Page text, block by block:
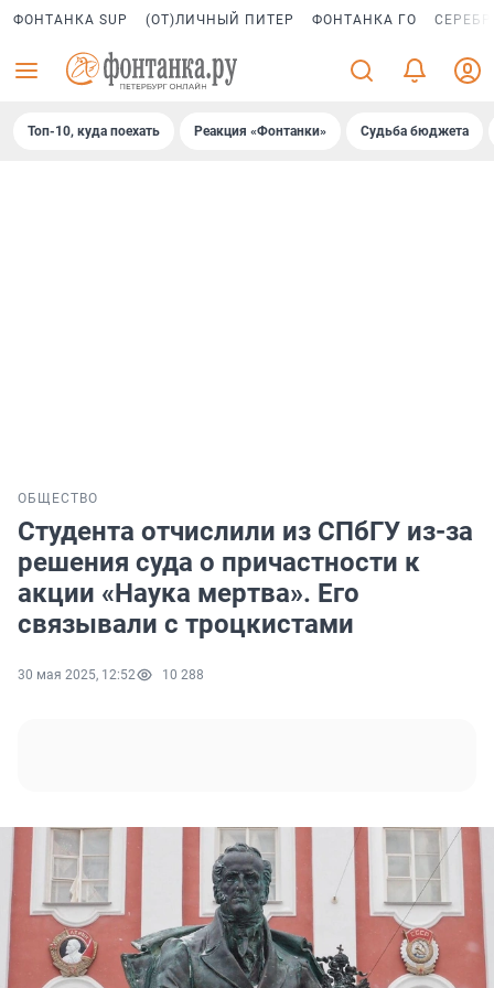
ФОНТАНКА SUP (ОТ)ЛИЧНЫЙ ПИТЕР ФОНТАНКА ГО
Топ-10, куда поехать Реакция «Фонтанки» Судьба бюджета
ОБЩЕСТВО
Студента отчислили из СПбГУ из-за
решения суда о причастности к
акции «Наука мертва». Его
связывали с троцкистами
30 мая 2025, 12:52 10 288